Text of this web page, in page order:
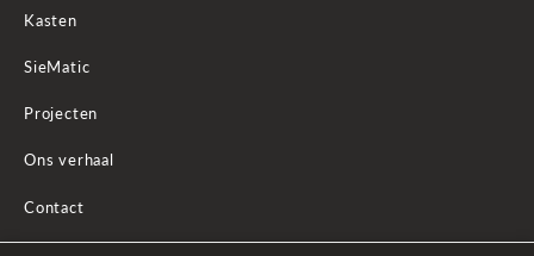
Kasten
SieMatic
Projecten
Ons verhaal
Contact